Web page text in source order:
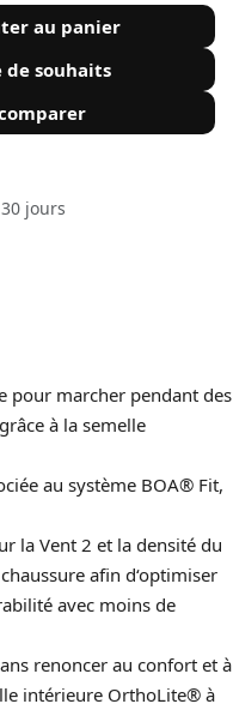
au panier
souhaits
jours
pour marcher pendant des
à la semelle
au système BOA® Fit,
la Vent 2 et la densité du
afin d‘optimiser
avec moins de
renoncer au confort et à
intérieure OrthoLite® à